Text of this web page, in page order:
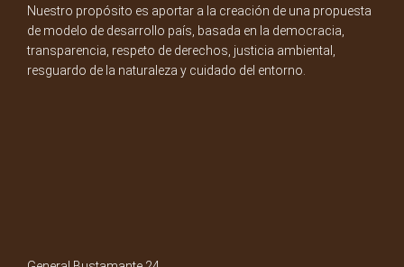
Nuestro propósito es aportar a la creación de una propuesta
de modelo de desarrollo país, basada en la democracia,
transparencia, respeto de derechos, justicia ambiental,
resguardo de la naturaleza y cuidado del entorno.